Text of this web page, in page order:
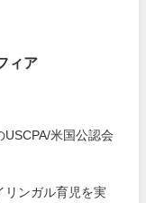
ィア
米国公認会
リンガル育児を実